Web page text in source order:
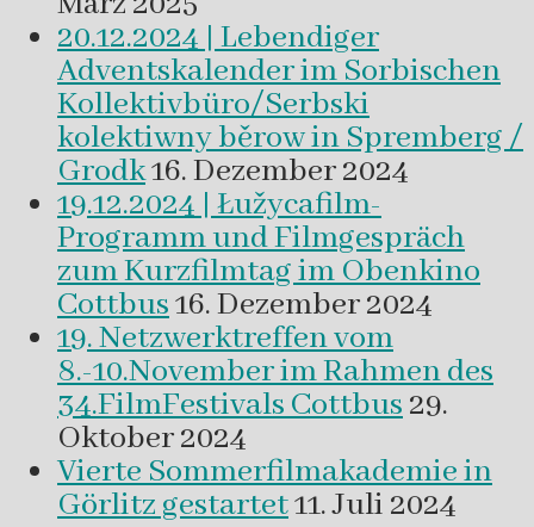
20.12.2024 | Lebendiger
Adventskalender im Sorbischen
Kollektivbüro/Serbski
kolektiwny běrow in Spremberg /
Grodk16. Dezember 2024
19.12.2024 | Łužycafilm-
Programm und Filmgespräch
zum Kurzfilmtag im Obenkino
Cottbus16. Dezember 2024
19. Netzwerktreffen vom
8.-10.November im Rahmen des
34.FilmFestivals Cottbus 29.
Oktober 2024
Vierte Sommerfilmakademie in
Görlitz gestartet11. Juli 2024